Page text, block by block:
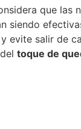
que las
siendo
evite salir de
toque de